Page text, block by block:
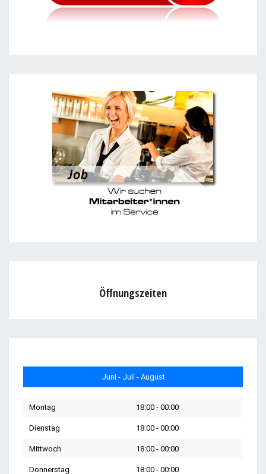
Öffnungszeiten
Juni - Juli - August
Montag 18:00 - 00:00
Dienstag 18:00 - 00:00
Mittwoch 18:00 - 00:00
Donnerstag 18:00 - 00:00